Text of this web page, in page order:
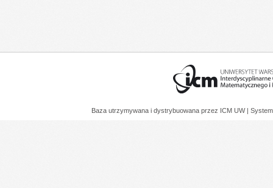
Baza utrzymywana i dystrybuowana przez ICM UW |